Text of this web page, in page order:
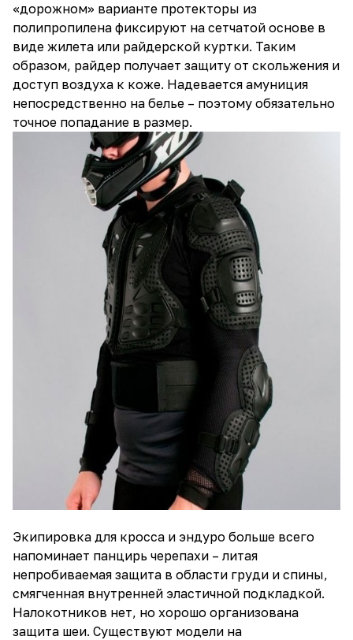
«дорожном» варианте протекторы из
полипропилена фиксируют на сетчатой основе в
виде жилета или райдерской куртки. Таким
образом, райдер получает защиту от скольжения и
доступ воздуха к коже. Надевается амуниция
непосредственно на белье – поэтому обязательно
точное попадание в размер.
Экипировка для кросса и эндуро больше всего
напоминает панцирь черепахи – литая
непробиваемая защита в области груди и спины,
смягченная внутренней эластичной подкладкой.
Налокотников нет, но хорошо организована
защита шеи. Существуют модели на